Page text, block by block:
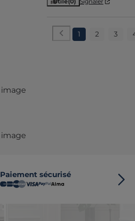
1 2 3
Paiement sécurisé